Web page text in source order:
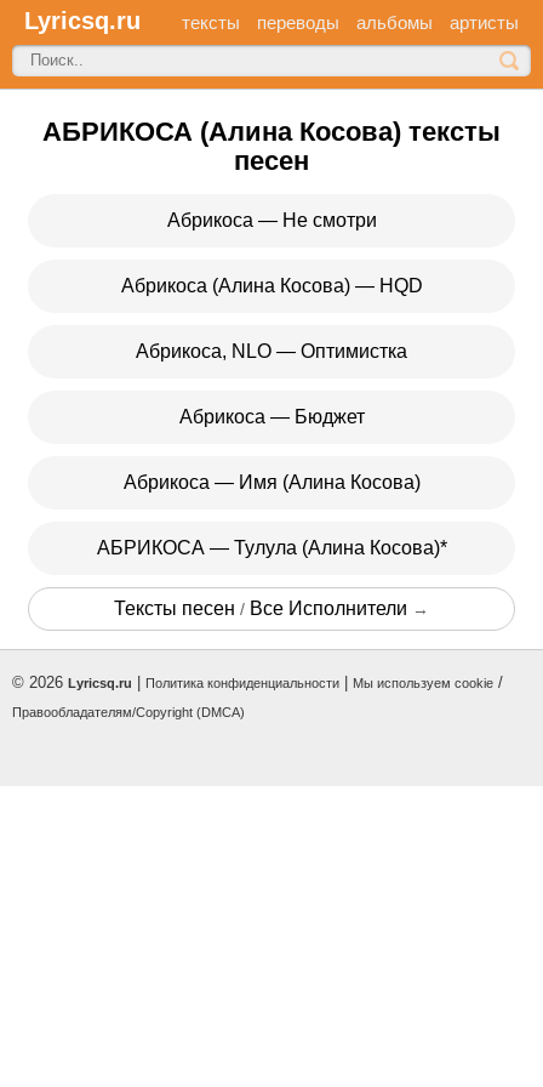
Lyricsq.ru тексты переводы альбомы артисты
АБРИКОСА (Алина Косова) тексты
песен
Абрикоса — Не смотри
Абрикоса (Алина Косова) — HQD
Абрикоса, NLO — Оптимистка
Абрикоса — Бюджет
Абрикоса — Имя (Алина Косова)
АБРИКОСА — Тулула (Алина Косова)*
Тексты песен / Все Исполнители →
© 2026 Lyricsq.ru Политика конфиденциальности Мы используем cookie /
Правообладателям/Copyright (DMCA)